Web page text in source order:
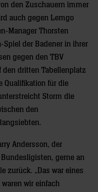
den Zuschauern immer
auch gegen Lemgo
Manager Thorsten
Spiel der Badener in ihrer
gegen den TBV
den dritten Tabellenplatz
Qualifikation für die
Storm die
den
Andersson, der
gerne an
zurück. „Das war eines
wir einfach